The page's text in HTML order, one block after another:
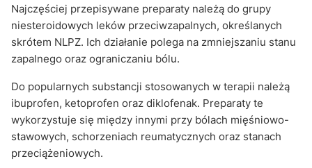
Najczęściej przepisywane preparaty należą do grupy
niesteroidowych leków przeciwzapalnych, określanych
skrótem NLPZ. Ich działanie polega na zmniejszaniu stanu
zapalnego oraz ograniczaniu bólu.
Do popularnych substancji stosowanych w terapii należą
ibuprofen, ketoprofen oraz diklofenak. Preparaty te
wykorzystuje się między innymi przy bólach mięśniowo-
stawowych, schorzeniach reumatycznych oraz stanach
przeciążeniowych.